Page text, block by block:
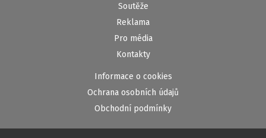
Soutěže
Reklama
Pro média
Kontakty
Informace o cookies
Ochrana osobních údajů
Obchodní podmínky